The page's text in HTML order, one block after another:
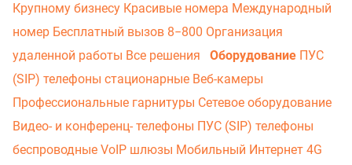
Крупному бизнесу Красивые номера Международный
номер Бесплатный вызов 8−800 Организация
удаленной работы Все решения Оборудование ПУС
(SIP) телефоны стационарные Веб-камеры
Профессиональные гарнитуры Сетевое оборудование
Видео- и конференц- телефоны ПУС (SIP) телефоны
беспроводные VoIP шлюзы Мобильный Интернет 4G